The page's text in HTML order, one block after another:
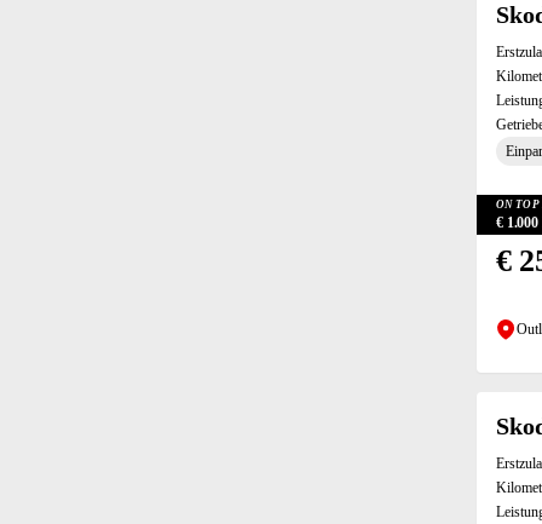
ON TOP
€
€